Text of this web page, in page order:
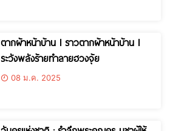
ตากผ้าหน้าบ้าน l ราวตากผ้าหน้าบ้าน l
ระวังพลังร้ายทำลายฮวงจุ้ย
08 ม.ค. 2025